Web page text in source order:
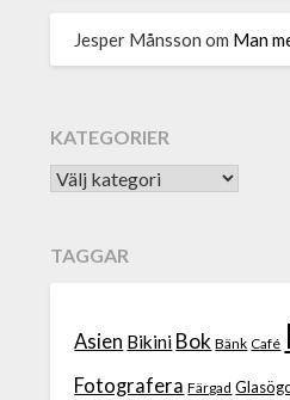
Jesper Månsson om Man
KATEGORIER
TAGGAR
Asien Bikini Bok Bänk Café
Fotografera Färgad